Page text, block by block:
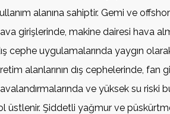
alanına sahiptir. Gemi ve
girişlerinde, makine dairesi hava
cephe uygulamalarında yaygın
alanlarının dış cephelerinde, fan
ve yüksek su riski
üstlenir. Şiddetli yağmur ve